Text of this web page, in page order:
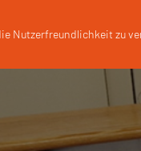
Nutzerfreundlichkeit zu